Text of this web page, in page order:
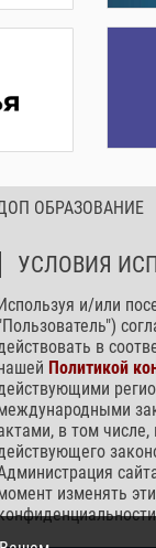
ОБРАЗОВАНИЕ
УСЛОВИЯ
и/или
в
Политикой
в том
изменять